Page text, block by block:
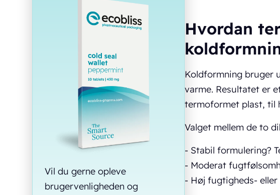
Vil du gerne opleve
brugervenligheden og
Hvordan
Koldformning bruger
varme. Resultatet er
termoformet plast, til
Valget mellem de to
- Stabil formulering?
- Moderat
- Høj fugtigheds-